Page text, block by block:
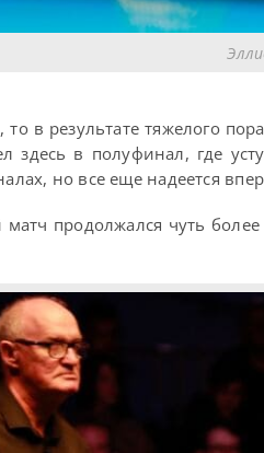
то в результате тяжелого
здесь в полуфинал, где
но все еще надеется
продолжался чуть